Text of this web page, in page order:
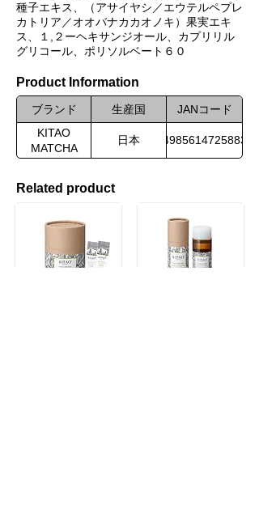
種子エキス、（アサイヤシ／エウテルペプレ
カトリア／オオバナカカオノキ）果実エキ
ス、１,２ーヘキサンジオール、カプリリル
グリコール、ポリソルベート６０
Product Information
ブランド 生産国
JANコード
KITAO
MATCHA
日本 4985614725883
Related product